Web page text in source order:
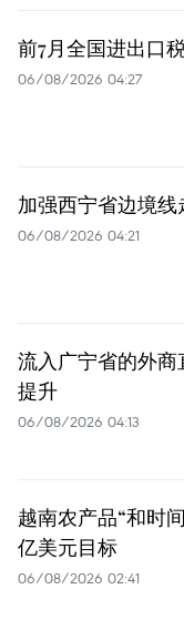
前7月全国进出口
06/08/2026 04:27
加强西宁省边境
06/08/2026 04:21
流入广宁省的外
提升
06/08/2026 04:13
越南农产品“和时
亿美元目标
06/08/2026 02:41